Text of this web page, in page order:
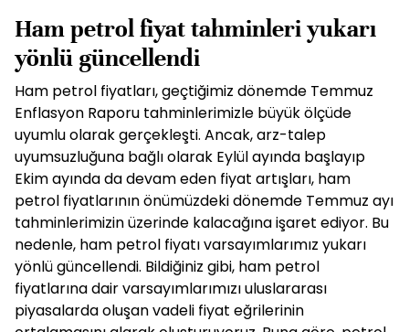
Ham petrol fiyat tahminleri yukarı
yönlü güncellendi
Ham petrol fiyatları, geçtiğimiz dönemde Temmuz
Enflasyon Raporu tahminlerimizle büyük ölçüde
uyumlu olarak gerçekleşti. Ancak, arz-talep
uyumsuzluğuna bağlı olarak Eylül ayında başlayıp
Ekim ayında da devam eden fiyat artışları, ham
petrol fiyatlarının önümüzdeki dönemde Temmuz ayı
tahminlerimizin üzerinde kalacağına işaret ediyor. Bu
nedenle, ham petrol fiyatı varsayımlarımız yukarı
yönlü güncellendi. Bildiğiniz gibi, ham petrol
fiyatlarına dair varsayımlarımızı uluslararası
piyasalarda oluşan vadeli fiyat eğrilerinin